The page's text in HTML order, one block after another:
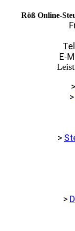
Röß Online-
E-
>
>
>
>